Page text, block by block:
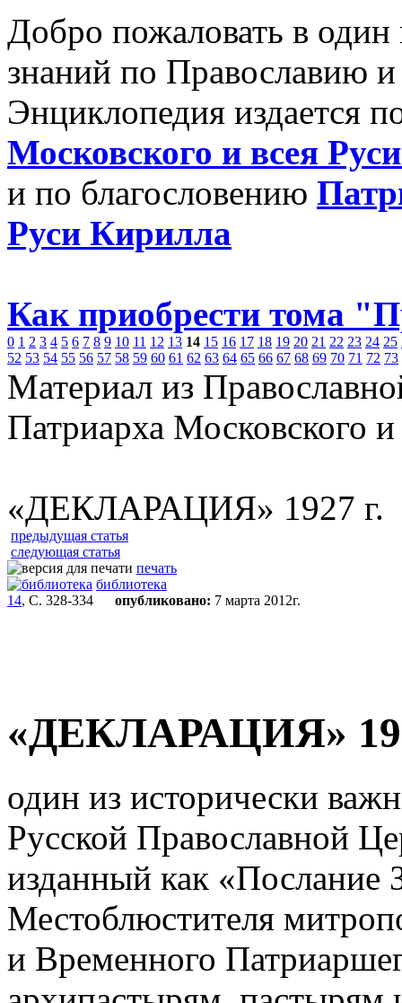
Добро пожаловать в
знаний по Православию
Энциклопедия издается
Московского и всея
и по благословению
Руси Кирилла
Как приобрести тома
0 1 2 3 4 5 6 7 8 9 10 11 12 13 14 15 16 17 18 19 20 21 22 23 24 25
52 53 54 55 56 57 58 59 60 61 62 63 64 65 66 67 68 69 70 71 72 73
Материал из
Патриарха Московского
«ДЕКЛАРАЦИЯ» 1927 г.
предыдущая статья
следующая статья
печать
библиотека
14, С. 328-334 опубликовано: 7 марта 2012г.
«ДЕКЛАРАЦИЯ»
один из исторически
Русской Православной
изданный как «Послание
Местоблюстителя
и Временного